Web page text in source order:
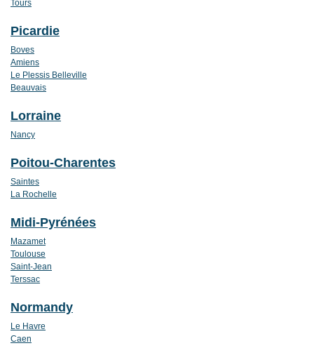
Tours
Picardie
Boves
Amiens
Le Plessis Belleville
Beauvais
Lorraine
Nancy
Poitou-Charentes
Saintes
La Rochelle
Midi-Pyrénées
Mazamet
Toulouse
Saint-Jean
Terssac
Normandy
Le Havre
Caen